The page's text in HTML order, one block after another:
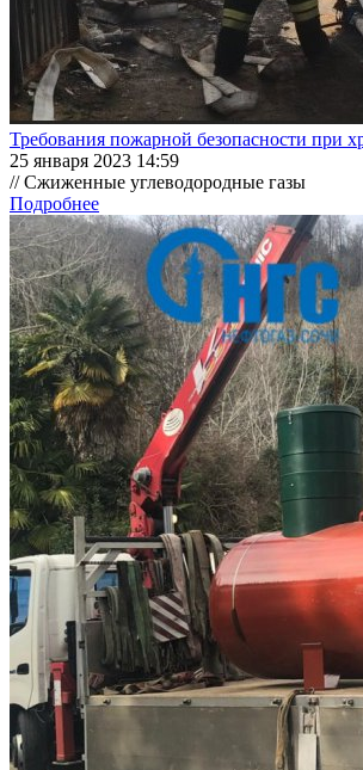
Требования пожарной безопасности при
25 января 2023 14:59
// Сжиженные углеводородные газы
Подробнее